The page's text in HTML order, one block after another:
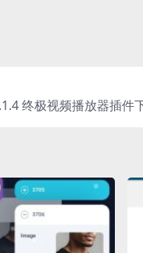
终极视频播放器插件